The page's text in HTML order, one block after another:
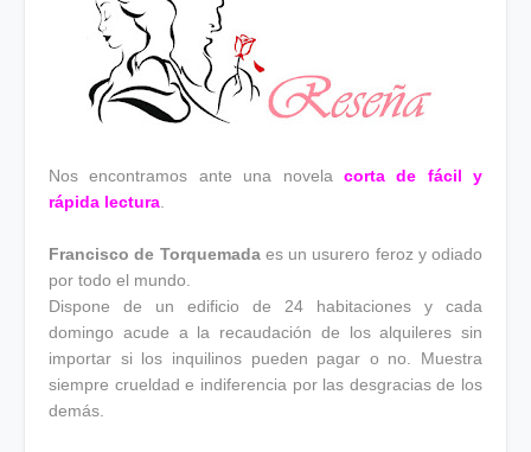
Nos encontramos ante una novela corta de fácil y
rápida lectura
Francisco de Torquemadaes un usurero feroz y odiado
por todo el mundo.
Dispone de un edificio de 24 habitaciones y cada
domingo acude a la recaudación de los alquileres sin
importar si los inquilinos pueden pagar o no. Muestra
siempre crueldad e indiferencia por las desgracias de los
demás.